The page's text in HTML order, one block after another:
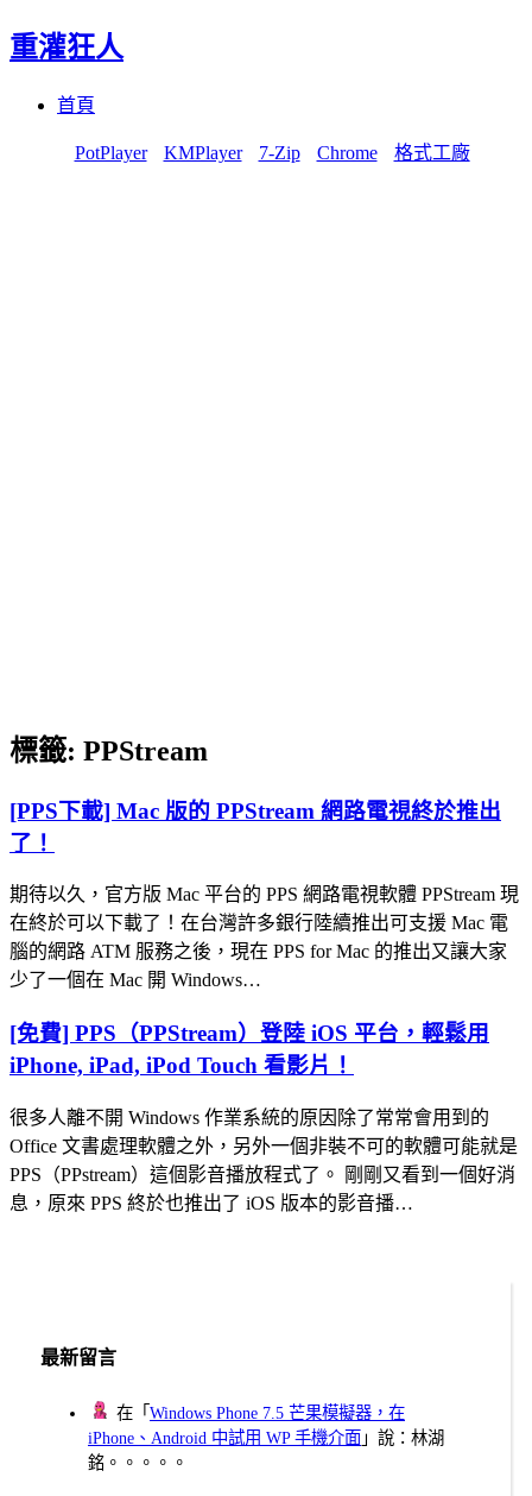
重灌狂人
首頁
PotPlayer KMPlayer 7-Zip Chrome 格式工廠
標籤: PPStream
[PPS下載] Mac 版的 PPStream 網路電視終於推出
了！
期待以久，官方版 Mac 平台的 PPS 網路電視軟體 PPStream 現
在終於可以下載了！在台灣許多銀行陸續推出可支援 Mac 電
腦的網路 ATM 服務之後，現在 PPS for Mac 的推出又讓大家
少了一個在 Mac 開 Windows…
[免費] PPS（PPStream）登陸 iOS 平台，輕鬆用
iPhone, iPad, iPod Touch 看影片！
很多人離不開 Windows 作業系統的原因除了常常會用到的
Office 文書處理軟體之外，另外一個非裝不可的軟體可能就是
PPS（PPstream）這個影音播放程式了。 剛剛又看到一個好消
息，原來 PPS 終於也推出了 iOS 版本的影音播…
最新留言
在「Windows Phone 7.5 芒果模擬器，在
iPhone、Android 中試用 WP 手機介面 」說：林湖
銘。。。。。